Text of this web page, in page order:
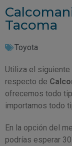
Tacoma
Toyota
Utiliza el siguiente
respecto de
ofrecemos todo
importamos todo
En la opción del
podrías esperar